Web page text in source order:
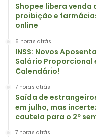
Shopee libera venda
proibição e
online
6 horas atrás
INSS: Novos
Salário Proporcional
Calendário!
7 horas atrás
Saída de
em julho, mas
cautela para o 2º
7 horas atrás